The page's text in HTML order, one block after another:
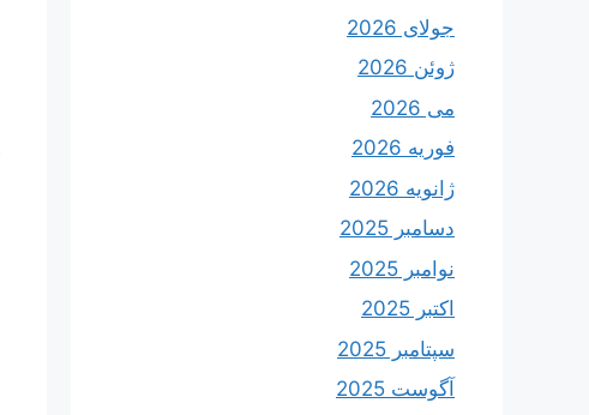
جولای 2026
ژوئن 2026
می 2026
فوریه 2026
ژانویه 2026
دسامبر 2025
نوامبر 2025
اکتبر 2025
سپتامبر 2025
آگوست 2025